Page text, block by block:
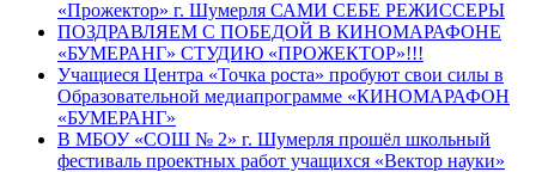
«Прожектор» г. Шумерля САМИ СЕБЕ РЕЖИССЕРЫ
ПОЗДРАВЛЯЕМ С ПОБЕДОЙ В КИНОМАРАФОНЕ
«БУМЕРАНГ» СТУДИЮ «ПРОЖЕКТОР»!!!
Учащиеся Центра «Точка роста» пробуют свои силы в
Образовательной медиапрограмме «КИНОМАРАФОН
«БУМЕРАНГ»
В МБОУ «СОШ № 2» г. Шумерля прошёл школьный
фестиваль проектных работ учащихся «Вектор науки»